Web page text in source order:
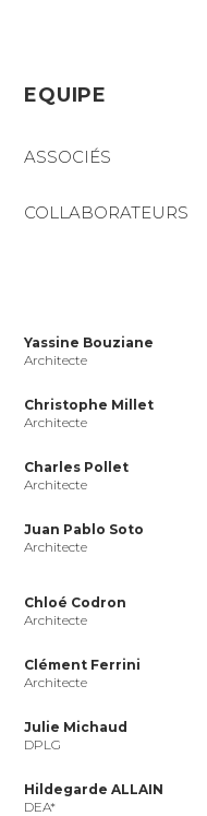
EQUIPE
ASSOCIÉS
COLLABORATEURS
Yassine Bouziane
Architecte
Christophe Millet
Architecte
Charles Pollet
Architecte
Juan Pablo Soto
Architecte
Chloé Codron
Architecte
Clément Ferrini
Architecte
Julie Michaud
DPLG
Hildegarde ALLAIN
DEA*